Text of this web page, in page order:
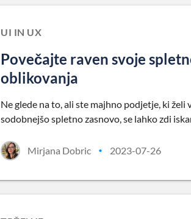
UI IN UX
Povečajte raven svoje
oblikovanja
Ne glede na to, ali ste majhno podjetje, ki
sodobnejšo spletno zasnovo, se lahko zdi
Mirjana Dobric • 2023-07-26